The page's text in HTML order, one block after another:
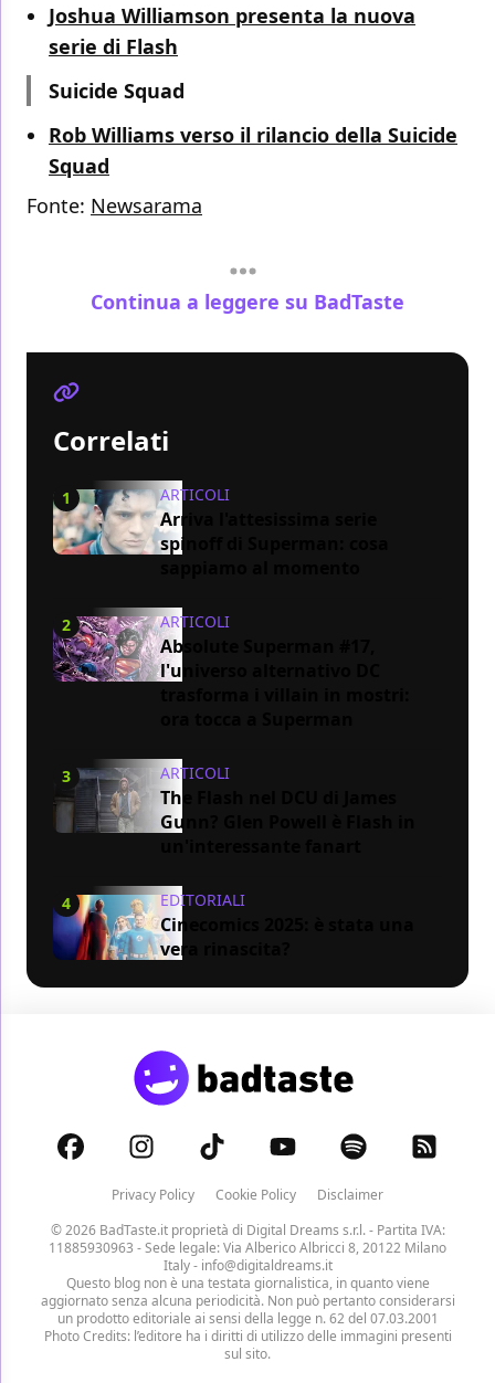
Joshua Williamson presenta la nuova
serie di Flash
Suicide Squad
Rob Williams verso il rilancio della Suicide
Squad
Fonte: Newsarama
Continua a leggere su BadTaste
Correlati
1 ARTICOLI
Arriva l'attesissima serie
spinoff di Superman: cosa
2 ARTICOLI
Absolute Superman #17,
l'universo alternativo DC
3 ARTICOLI
The Flash nel DCU di James
Gunn? Glen Powell è Flash in
4 EDITORIALI
Cinecomics 2025: è stata una
vera rinascita?
Privacy Policy Cookie Policy
Disclaimer
© 2026 BadTaste.it proprietà di Digital Dreams s.r.l.- Partita IVA:
11885930963 - Sede legale: Via Alberico Albricci 8, 20122 Milano
Italy - info@digitaldreams.it
Questo blog non è una testata giornalistica, in quanto viene
aggiornato senza alcuna periodicità. Non può pertanto considerarsi
un prodotto editoriale ai sensi della legge n. 62 del 07.03.2001
Photo Credits: l’editore ha i diritti di utilizzo delle immagini presenti
sul sito.